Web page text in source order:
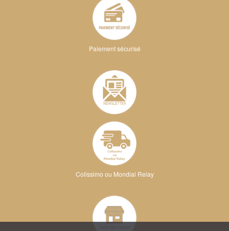
Paiement sécurisé
Colissimo ou Mondial Relay